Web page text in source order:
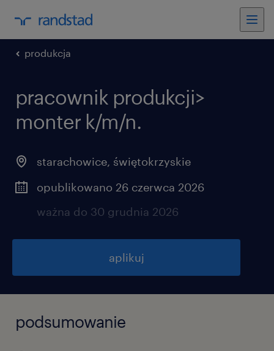
produkcja
pracownik produkcji>
monter k/m/n.
starachowice, świętokrzyskie
opublikowano 26 czerwca 2026
ważna do 30 grudnia 2026
aplikuj
podsumowanie